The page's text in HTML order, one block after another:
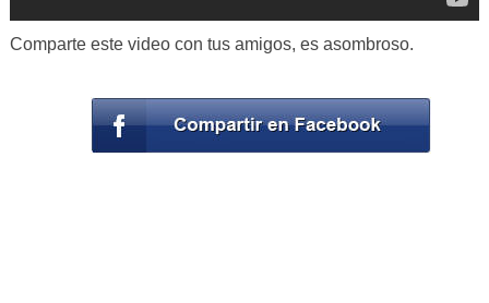
Comparte este video con tus amigos, es asombroso.